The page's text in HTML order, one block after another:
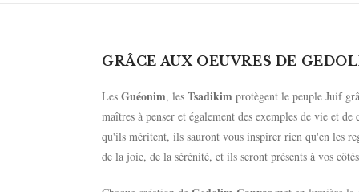
GRÂCE AUX OEUVRES DE
Les Guéonim, les Tsadikim protègent le peuple Juif
maîtres à penser et également des exemples de vie et
qu'ils méritent, ils sauront vous inspirer rien qu'en les
de la joie, de la sérénité, et ils seront présents à vos